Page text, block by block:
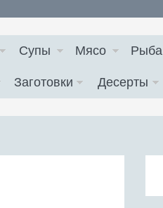
Супы Мясо Рыба
Заготовки Десерты